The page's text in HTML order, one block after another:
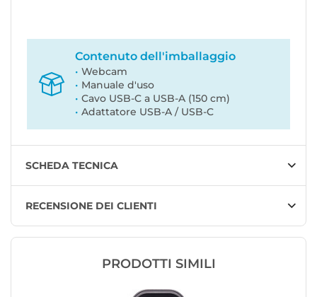
Contenuto dell'imballaggio
Webcam
Manuale d'uso
Cavo USB-C a USB-A (150 cm)
Adattatore USB-A / USB-C
SCHEDA TECNICA
RECENSIONE DEI CLIENTI
PRODOTTI SIMILI